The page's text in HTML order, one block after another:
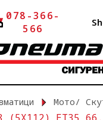
078-366-
566
Мото/